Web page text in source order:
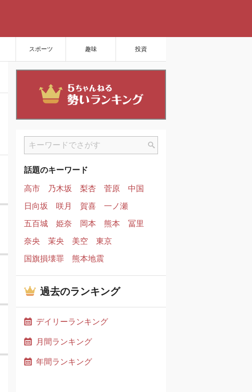
スポーツ 趣味 投資
話題のキーワード
高市
乃木坂 梨杏 菅原
中国
日向坂
咲月 賀喜
一ノ瀬
五百城
姫奈 岡本 熊本
冨里
奈央
茉央 美空
東京
国旗損壊罪
熊本地震
過去のランキング
デイリーランキング
月間ランキング
年間ランキング